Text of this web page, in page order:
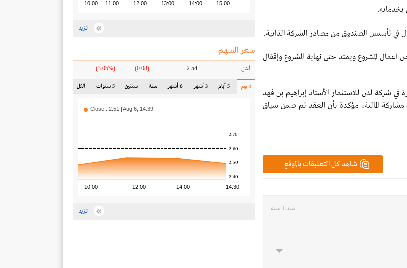
أعمال المشروع ويمتد حتى نهاية المشروع وإقفال
شركة لدن للاستثمار الأستاذ إبراهيم بن فهد
المالية، مؤكدة بأن العقد تم ضمن سياق
شاهد كل التعليقات بالموقع
منذ 1 سنه
10:00 11:00 12:00 13:00 14:00 15:00
المزيد
سعر السهم
لدن 2.54
(0.08)
(3.05%)
1 يوم 5 أيام 3 أشهر 6 أشهر سنة سنتين 5 سنوات الكل
10:00 12:00 14:00 14:30
2.40
2.50
2.60
2.70
Close : 2.51 | Aug 6, 14:39
المزيد